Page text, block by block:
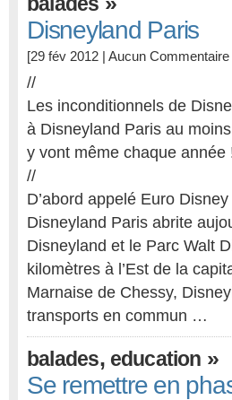
Disneyland Paris
[29 fév 2012 | Aucun Commentaire
//
Les inconditionnels de
à Disneyland Paris au
y vont même chaque année
//
D’abord appelé Euro
Disneyland Paris abrite
Disneyland et le Parc Walt
kilomètres à l’Est de la
Marnaise de Chessy,
transports en commun …
balades, education »
Se remettre en